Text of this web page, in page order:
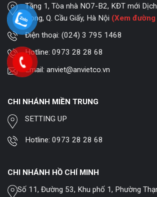
Tầng 1, Tòa nhà NO7-B2, KĐT mới
Vọng, Q. Cầu Giấy, Hà Nội (Xem
Điện thoại:(024) 3 795 1468
Hotline:0973 28 28 68
Email:anviet@anvietco.vn
CHI NHÁNH MIỀN TRUNG
SETTING UP
Hotline:0973 28 28 68
CHI NHÁNH HỒ CHÍ MINH
Số 11, Đường 53, Khu phố 1, Phường